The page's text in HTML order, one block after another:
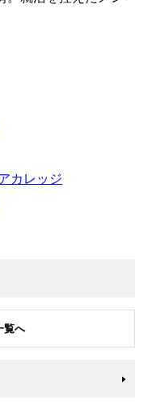
カレッジ
覧へ